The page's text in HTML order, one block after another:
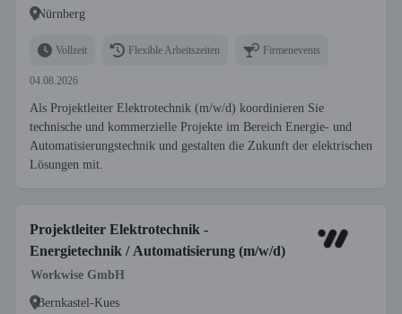
Nürnberg
Vollzeit Flexible Arbeitszeiten Firmenevents
04.08.2026
Als Projektleiter Elektrotechnik (m/w/d) koordinieren Sie
technische und kommerzielle Projekte im Bereich Energie- und
Automatisierungstechnik und gestalten die Zukunft der elektrischen
Lösungen mit.
Projektleiter Elektrotechnik -
Energietechnik / Automatisierung (m/w/d)
Workwise GmbH
Bernkastel-Kues